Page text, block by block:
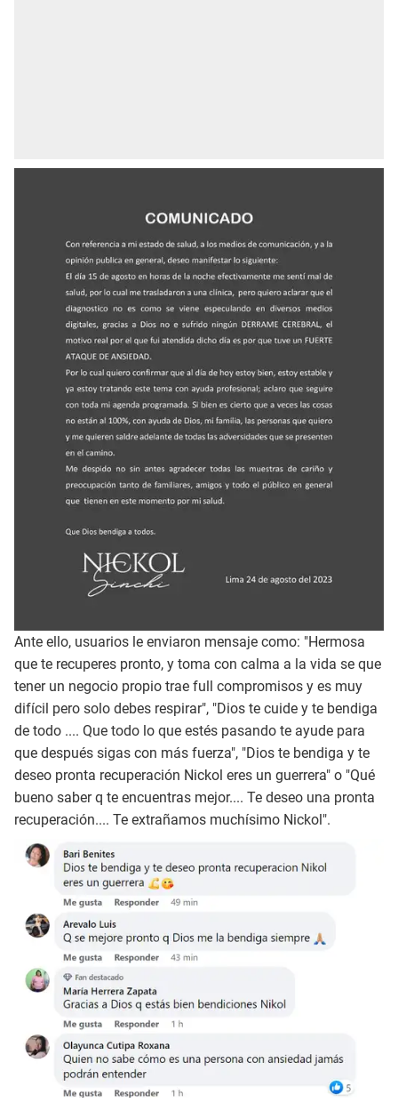
Ante ello, usuarios le enviaron mensaje como: "Hermosa
que te recuperes pronto, y toma con calma a la vida se que
tener un negocio propio trae full compromisos y es muy
difícil pero solo debes respirar", "Dios te cuide y te bendiga
de todo .... Que todo lo que estés pasando te ayude para
que después sigas con más fuerza", "Dios te bendiga y te
deseo pronta recuperación Nickol eres un guerrera" o "Qué
bueno saber q te encuentras mejor.... Te deseo una pronta
recuperación.... Te extrañamos muchísimo Nickol".